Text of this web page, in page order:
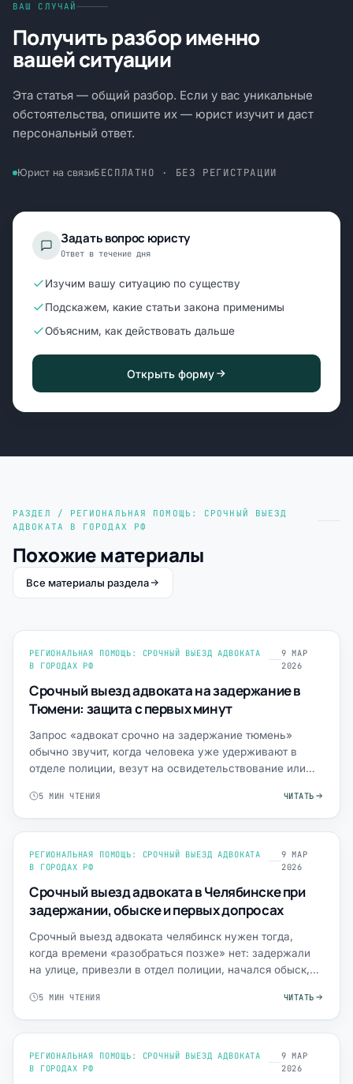
ВАШ СЛУЧАЙ
Получить разбор именно
вашей ситуации
Эта статья — общий разбор. Если у вас уникальные
обстоятельства, опишите их — юрист изучит и даст
персональный ответ.
Юрист на связиБЕСПЛАТНО · БЕЗ РЕГИСТРАЦИИ
Задать вопрос юристу
Ответ в течение дня
Изучим вашу ситуацию по существу
Подскажем, какие статьи закона применимы
Объясним, как действовать дальше
Открыть форму
РАЗДЕЛ / РЕГИОНАЛЬНАЯ ПОМОЩЬ: СРОЧНЫЙ ВЫЕЗД
АДВОКАТА В ГОРОДАХ РФ
Похожие материалы
Все материалы раздела
РЕГИОНАЛЬНАЯ ПОМОЩЬ: СРОЧНЫЙ ВЫЕЗД АДВОКАТА
В ГОРОДАХ РФ
9 МАР
2026
Срочный выезд адвоката на задержание в
Тюмени: защита с первых минут
Запрос «адвокат срочно на задержание тюмень»
обычно звучит, когда человека уже удерживают в
отделе полиции, везут на освидетельствование или
5 МИН ЧТЕНИЯ ЧИТАТЬ
РЕГИОНАЛЬНАЯ ПОМОЩЬ: СРОЧНЫЙ ВЫЕЗД АДВОКАТА
В ГОРОДАХ РФ
9 МАР
2026
Срочный выезд адвоката в Челябинске при
задержании, обыске и первых допросах
Срочный выезд адвоката челябинск нужен тогда,
когда времени «разобраться позже» нет: задержали
на улице, привезли в отдел полиции, начался обыск,
5 МИН ЧТЕНИЯ ЧИТАТЬ
РЕГИОНАЛЬНАЯ ПОМОЩЬ: СРОЧНЫЙ ВЫЕЗД АДВОКАТА
В ГОРОДАХ РФ
9 МАР
2026